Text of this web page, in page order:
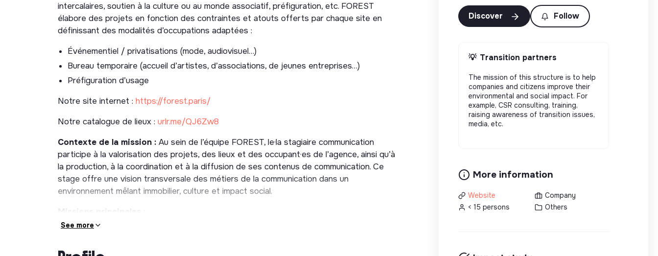
intercalaires, soutien à la culture ou au monde associatif, préfiguration, etc. FOREST
élabore des projets en fonction des contraintes et atouts offerts par chaque site en
définissant des modalités d’occupations adaptées :
Événementiel / privatisations (mode, audiovisuel…)
Bureau temporaire (accueil d’artistes, d’associations, de jeunes entreprises…)
Préfiguration d’usage
Notre site internet : https://forest.paris/
Notre catalogue de lieux : urlr.me/QJ6Zw8
Contexte de la mission : Au sein de l’équipe FOREST, le·la stagiaire communication
participe à la valorisation des projets, des lieux et des occupant·es de l’agence, ainsi qu’à
la production, à la coordination et à la diffusion de ses contenus de communication. Ce
stage offre une vision transversale des métiers de la communication dans un
environnement mêlant immobilier, culture et impact social.
Missions principales :
• Participer à la rédaction de contenus éditoriaux pour les différents supports de
See more
Discover Follow
💡 Transition partners
The mission of this structure is to help
companies and citizens improve their
environmental and social impact. For
example, CSR consulting, training,
raising awareness of transition issues,
media, etc.
More information
Website
Company
< 15 persons
Others